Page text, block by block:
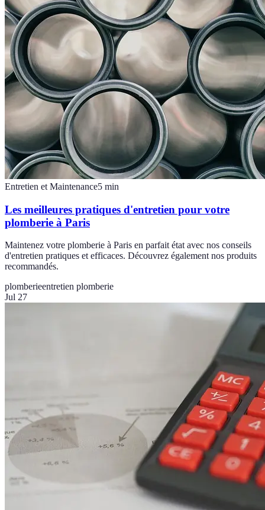
Entretien et Maintenance5 min
Les meilleures pratiques d'entretien pour votre
plomberie à Paris
Maintenez votre plomberie à Paris en parfait état avec nos conseils
d'entretien pratiques et efficaces. Découvrez également nos produits
recommandés.
plomberieentretien plomberie
Jul 27